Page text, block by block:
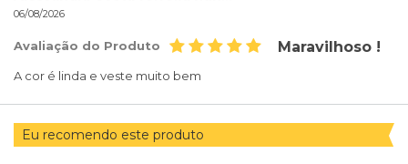
06/08/2026
Avaliação do Produto Maravilhoso !
A cor é linda e veste muito bem
Eu recomendo este produto